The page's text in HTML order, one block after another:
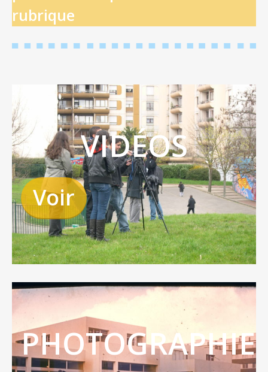
rubrique
VIDÉOS
Voir